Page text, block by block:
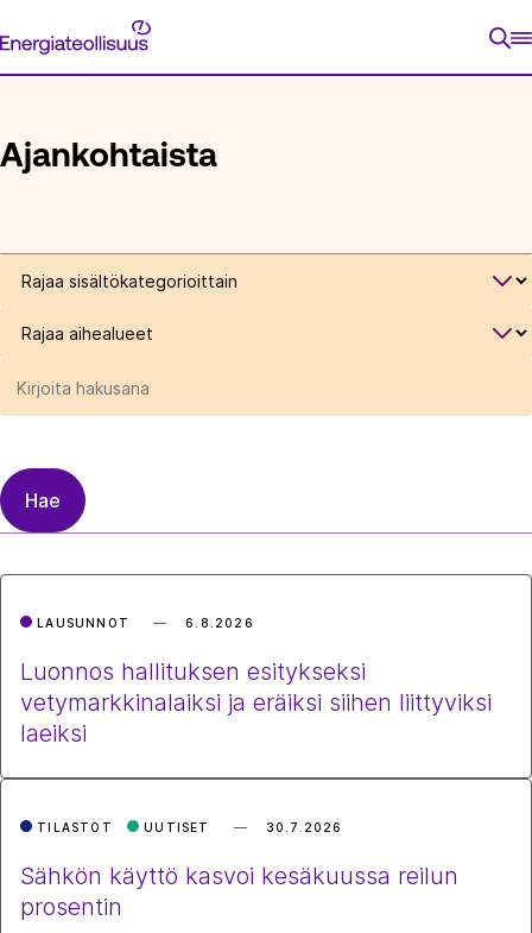
suoraan
Energiateollisuus
ETUSIVU
Ajankohtaista
Hae
LAUSUNNOT 6.8.2026
Luonnos hallituksen esitykseksi
vetymarkkinalaiksi ja eräiksi siihen liittyviksi
laeiksi
TILASTOT UUTISET 30.7.2026
Sähkön käyttö kasvoi kesäkuussa reilun
prosentin